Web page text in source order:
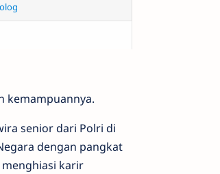
kemampuannya.
senior dari Polri di
dengan pangkat
menghiasi karir